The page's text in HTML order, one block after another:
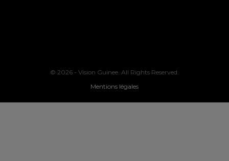
© 2026 - Vision Guinee. All Rights Reserved.
Mentions légales